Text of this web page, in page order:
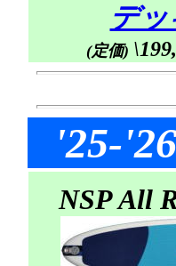
デッ
(定価)
'25-'26
NSP All